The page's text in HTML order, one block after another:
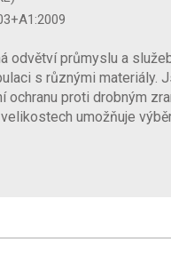
odvětví průmyslu a
s různými materiály.
proti drobným
umožňuje